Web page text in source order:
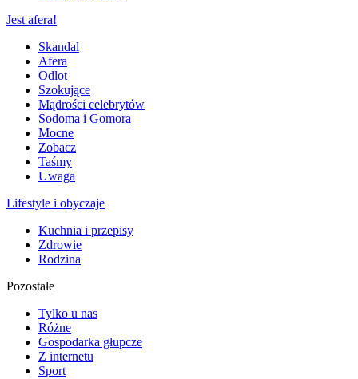
Jest afera!
Skandal
Afera
Odlot
Szokujące
Mądrości celebrytów
Sodoma i Gomora
Mocne
Zobacz
Taśmy
Uwaga
Lifestyle i obyczaje
Kuchnia i przepisy
Zdrowie
Rodzina
Pozostałe
Tylko u nas
Różne
Gospodarka głupcze
Z internetu
Sport